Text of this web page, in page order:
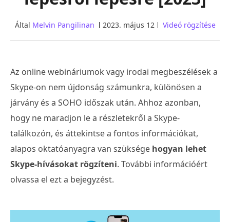
Által Melvin Pangilinan 2023. május 12 Videó rögzítése
Az online webináriumok vagy irodai megbeszélések a
Skype-on nem újdonság számunkra, különösen a
járvány és a SOHO időszak után. Ahhoz azonban,
hogy ne maradjon le a részletekről a Skype-
találkozón, és áttekintse a fontos információkat,
alapos oktatóanyagra van szüksége hogyan lehet
Skype-hívásokat rögzíteni. További információért
olvassa el ezt a bejegyzést.